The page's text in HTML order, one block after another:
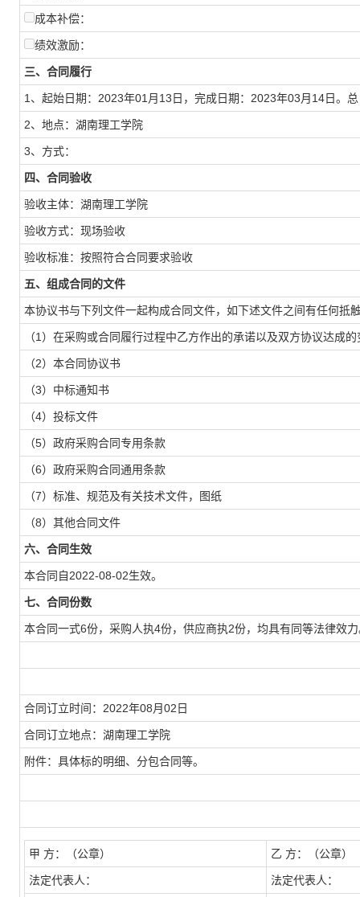
成本补偿：
绩效激励：
三、合同履行
1、起始日期：2023年01月13日，完成日期：2023年03月14日。
2、地点：湖南理工学院
3、方式：
四、合同验收
验收主体：湖南理工学院
验收方式：现场验收
验收标准：按照符合合同要求验收
五、组成合同的文件
本协议书与下列文件一起构成合同文件，如下述文件之间有任何抵
（1）在采购或合同履行过程中乙方作出的承诺以及双方协议达成
（2）本合同协议书
（3）中标通知书
（4）投标文件
（5）政府采购合同专用条款
（6）政府采购合同通用条款
（7）标准、规范及有关技术文件，图纸
（8）其他合同文件
六、合同生效
本合同自2022-08-02生效。
七、合同份数
本合同一式6份，采购人执4份，供应商执2份，均具有同等法律效
合同订立时间：2022年08月02日
合同订立地点：湖南理工学院
附件：具体标的明细、分包合同等。
甲 方：（公章） 乙 方：（公章）
法定代表人： 法定代表人：